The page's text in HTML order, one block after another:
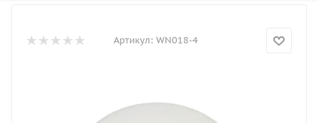
Артикул: WN018-4